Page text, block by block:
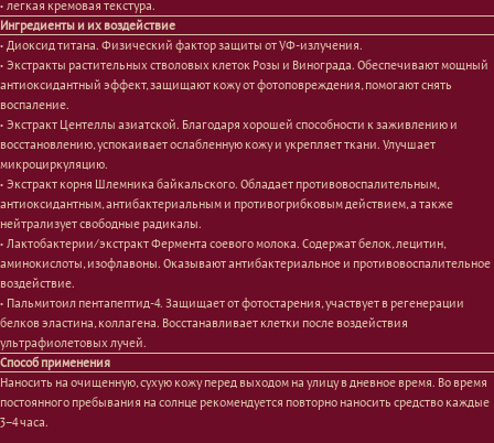
• легкая кремовая текстура.
Ингредиенты и их воздействие
• Диоксид титана. Физический фактор защиты от УФ-излучения.
• Экстракты растительных стволовых клеток Розы и Винограда. Обеспечивают мощный
антиоксидантный эффект, защищают кожу от фотоповреждения, помогают снять
воспаление.
• Экстракт Центеллы азиатской. Благодаря хорошей способности к заживлению и
восстановлению, успокаивает ослабленную кожу и укрепляет ткани. Улучшает
микроциркуляцию.
• Экстракт корня Шлемника байкальского. Обладает противовоспалительным,
антиоксидантным, антибактериальным и противогрибковым действием, а также
нейтрализует свободные радикалы.
• Лактобактерии/экстракт Фермента соевого молока. Содержат белок, лецитин,
аминокислоты, изофлавоны. Оказывают антибактериальное и противовоспалительное
воздействие.
• Пальмитоил пентапептид-4. Защищает от фотостарения, участвует в регенерации
белков эластина, коллагена. Восстанавливает клетки после воздействия
ультрафиолетовых лучей.
Способ применения
Наносить на очищенную, сухую кожу перед выходом на улицу в дневное время. Во время
постоянного пребывания на солнце рекомендуется повторно наносить средство каждые
3−4 часа.
Проблемы
Кремы
Лосьоны
Очищение
Шея и зона декольте
Уход за руками
Средства для ванны
Гаджеты
Сертификаты
Лицо
Проблемы
Очищение
Увлажнение/питание
Сыворотки/ эссенции
Ретинол
Защита от солнца
Восстановление
Маски и патчи
Уход за губами
Декоротивная косметика
Волосы